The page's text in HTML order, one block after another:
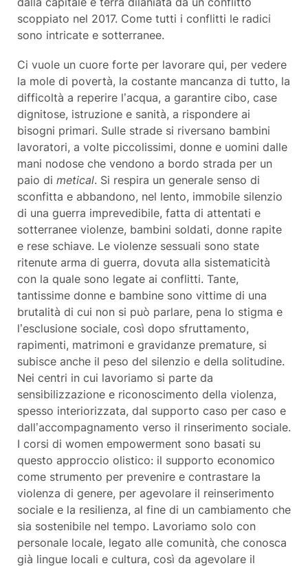
scoppiato nel 2017. Come tutti i conflitti le radici
sono intricate e sotterranee.
Ci vuole un cuore forte per lavorare qui, per vedere
la mole di povertà, la costante mancanza di tutto, la
difficoltà a reperire l’acqua, a garantire cibo, case
dignitose, istruzione e sanità, a rispondere ai
bisogni primari. Sulle strade si riversano bambini
lavoratori, a volte piccolissimi, donne e uomini dalle
mani nodose che vendono a bordo strada per un
paio di metical. Si respira un generale senso di
sconfitta e abbandono, nel lento, immobile silenzio
di una guerra imprevedibile, fatta di attentati e
sotterranee violenze, bambini soldati, donne rapite
e rese schiave. Le violenze sessuali sono state
ritenute arma di guerra, dovuta alla sistematicità
con la quale sono legate ai conflitti. Tante,
tantissime donne e bambine sono vittime di una
brutalità di cui non si può parlare, pena lo stigma e
l’esclusione sociale, così dopo sfruttamento,
rapimenti, matrimoni e gravidanze premature, si
subisce anche il peso del silenzio e della solitudine.
Nei centri in cui lavoriamo si parte da
sensibilizzazione e riconoscimento della violenza,
spesso interiorizzata, dal supporto caso per caso e
dall’accompagnamento verso il rinserimento sociale.
I corsi di women empowerment sono basati su
questo approccio olistico: il supporto economico
come strumento per prevenire e contrastare la
violenza di genere, per agevolare il reinserimento
sociale e la resilienza, al fine di un cambiamento che
sia sostenibile nel tempo. Lavoriamo solo con
personale locale, legato alle comunità, che conosca
già lingue locali e cultura, così da agevolare il